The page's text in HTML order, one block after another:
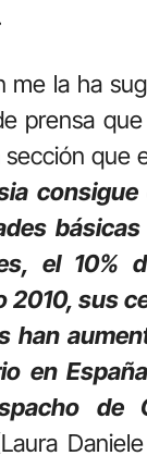
me la ha
prensa
que
el 10%
2010, sus
han
en
de